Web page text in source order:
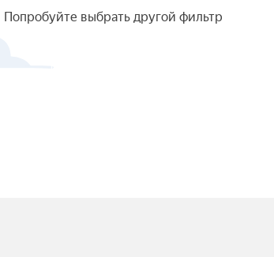
Попробуйте выбрать другой фильтр